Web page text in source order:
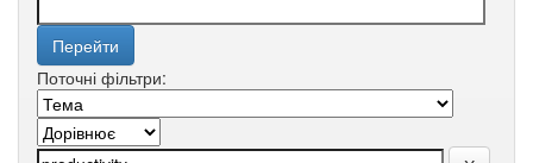
Поточні фільтри: